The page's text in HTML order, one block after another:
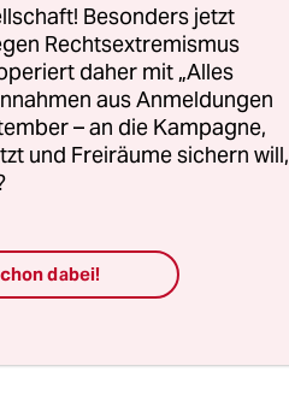
so
Besonders jetzt
Rechtsextremismus
daher mit „Alles
aus Anmeldungen
– an die Kampagne,
und Freiräume sichern will,
dabei!